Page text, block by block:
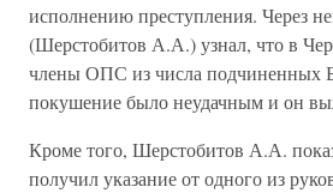
исполнению преступления. Через
(Шерстобитов А.А.) узнал, что в
члены ОПС из числа подчиненных
покушение было неудачным и он
Кроме того, Шерстобитов А.А.
получил указание от одного из